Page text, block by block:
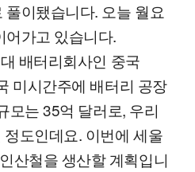
이됐습니다. 오늘 월요
어가고 있습니다.
배터리회사인 중국
미시간주에 배터리 공장
모는 35억 달러로, 우리
도인데요. 이번에 세울
산철을 생산할 계획입니